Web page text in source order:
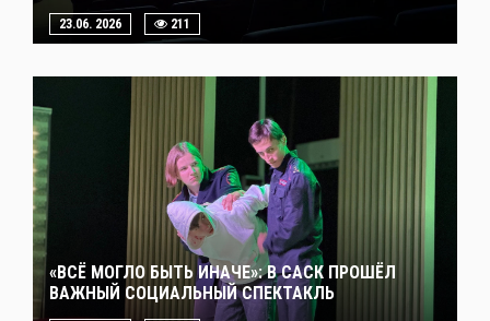
23.06. 2026 211
«ВСЁ МОГЛО БЫТЬ ИНАЧЕ»: В САСК ПРОШЁЛ
ВАЖНЫЙ СОЦИАЛЬНЫЙ СПЕКТАКЛЬ